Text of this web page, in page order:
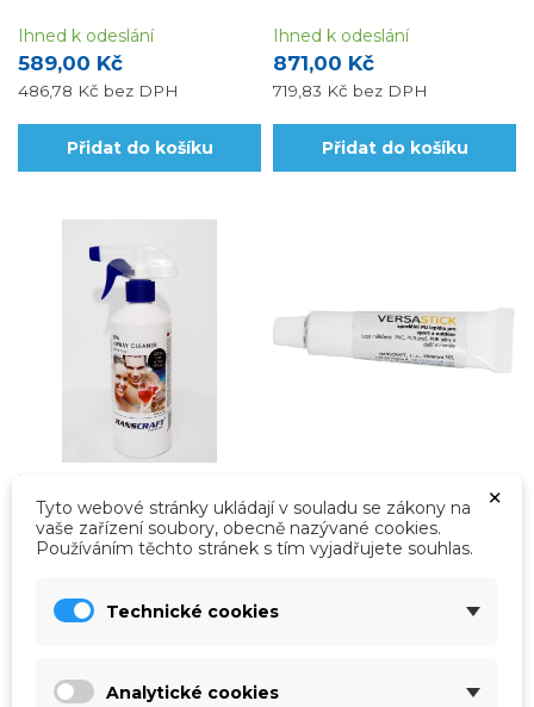
589,00 Kč
486,78 Kč bez DPH
Ihned k odeslání
Přidat do košíku
871,00 Kč
719,83 Kč bez DPH
Ihned k odeslání
Přidat do košíku
bvz-314208
HANSCRAFT SPA - SPRAY
CLEANER - 0,5 l
134,71 Kč bez DPH
Lepidlo Hanscraft
VERSASTICK 30ml/15g
84,30 Kč
×
Tyto webové stránky ukládají v souladu se zákony na
vaše zařízení soubory, obecně nazývané cookies.
Používáním těchto stránek s tím vyjadřujete souhlas.
Technické cookies
Analytické cookies